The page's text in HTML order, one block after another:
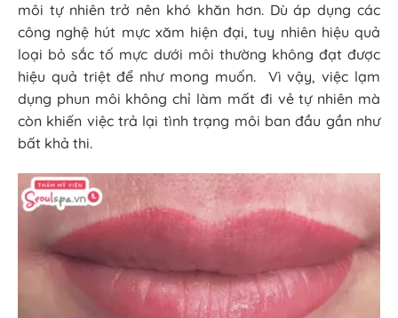
môi tự nhiên trở nên khó khăn hơn. Dù áp dụng các
công nghệ hút mực xăm hiện đại, tuy nhiên hiệu quả
loại bỏ sắc tố mực dưới môi thường không đạt được
hiệu quả triệt để như mong muốn. Vì vậy, việc lạm
dụng phun môi không chỉ làm mất đi vẻ tự nhiên mà
còn khiến việc trả lại tình trạng môi ban đầu gần như
bất khả thi.